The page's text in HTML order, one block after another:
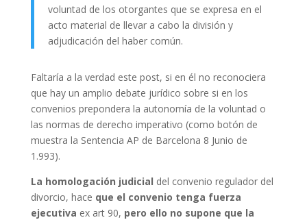
voluntad de los otorgantes que se expresa en el
acto material de llevar a cabo la división y
adjudicación del haber común.
Faltaría a la verdad este post, si en él no reconociera
que hay un amplio debate jurídico sobre si en los
convenios prepondera la autonomía de la voluntad o
las normas de derecho imperativo (como botón de
muestra la Sentencia AP de Barcelona 8 Junio de
1.993).
La homologación judicial del convenio regulador del
divorcio, hace que el convenio tenga fuerza
ejecutiva ex art 90, pero ello no supone que la